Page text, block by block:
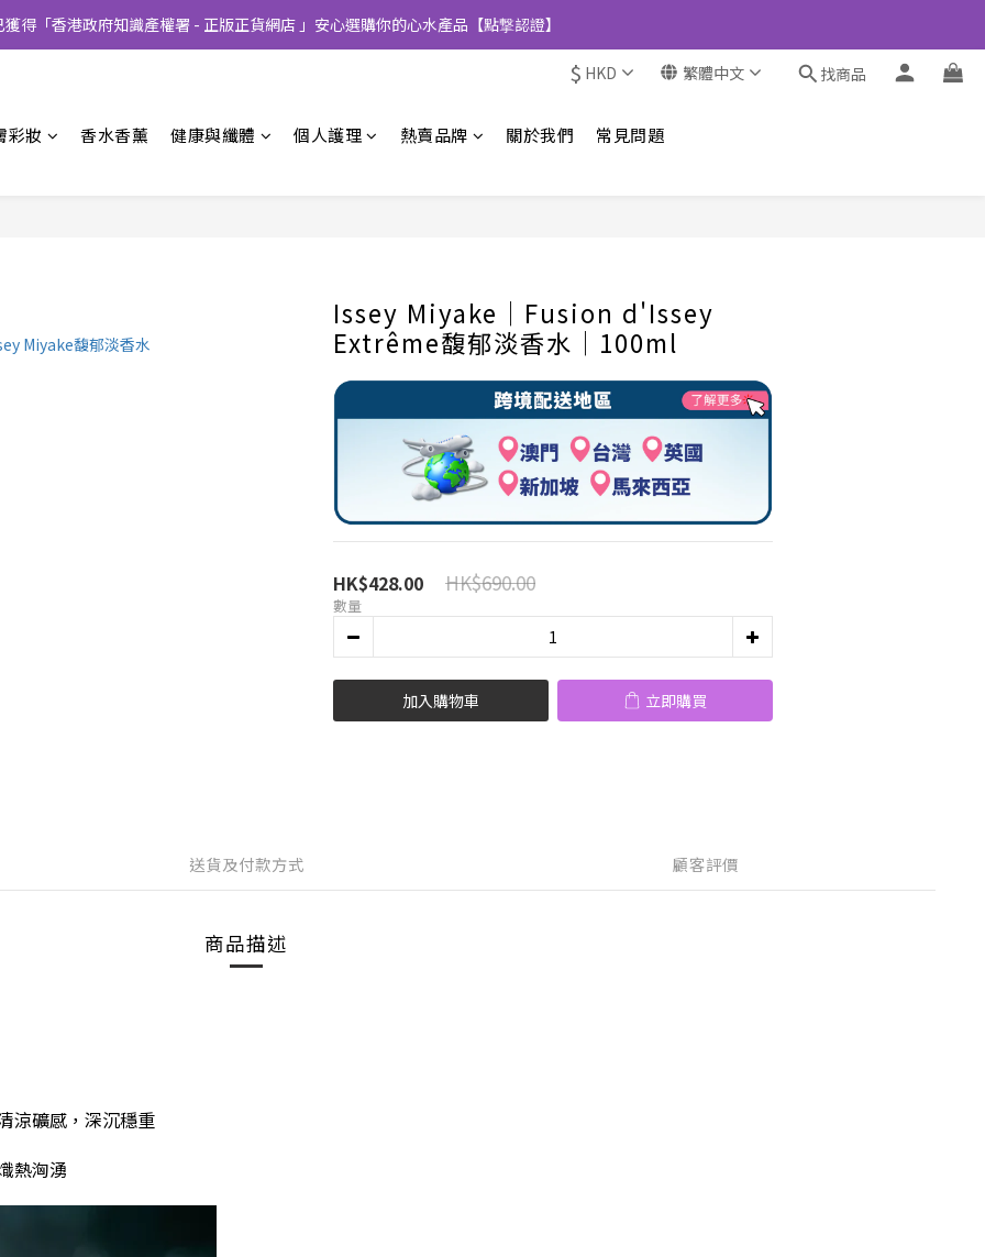
獲得「香港政府知識產權署 - 正版正貨網店 」安心選購你的心水產品【點撃認證】
$ HKD 繁體中文 找商品
彩妝 香水香薰 健康與纖體 個人護理 熱賣品牌 關於我們 常見問題
Issey Miyake│Fusion d'Issey
Extrême馥郁淡香水│100ml
HK$428.00 HK$690.00
數量
加入購物車 立即購買
送貨及付款方式 顧客評價
商品描述
涼礦感，深沉穩重
熱洶湧